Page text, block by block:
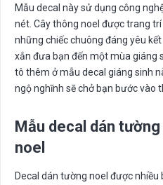
Mẫu decal này sử dụng công
nét. Cây thông noel được trang
những chiếc chuông đáng yêu
xắn đưa bạn đến một mùa giáng
tô thêm ở mẫu decal giáng sinh
ngộ nghĩnh sẽ chở bạn bước vào
Mẫu decal dán
noel
Decal dán tường noel được